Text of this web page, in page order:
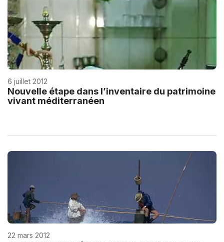
6 juillet 2012
Nouvelle étape dans l’inventaire du patrimoine
vivant méditerranéen
22 mars 2012